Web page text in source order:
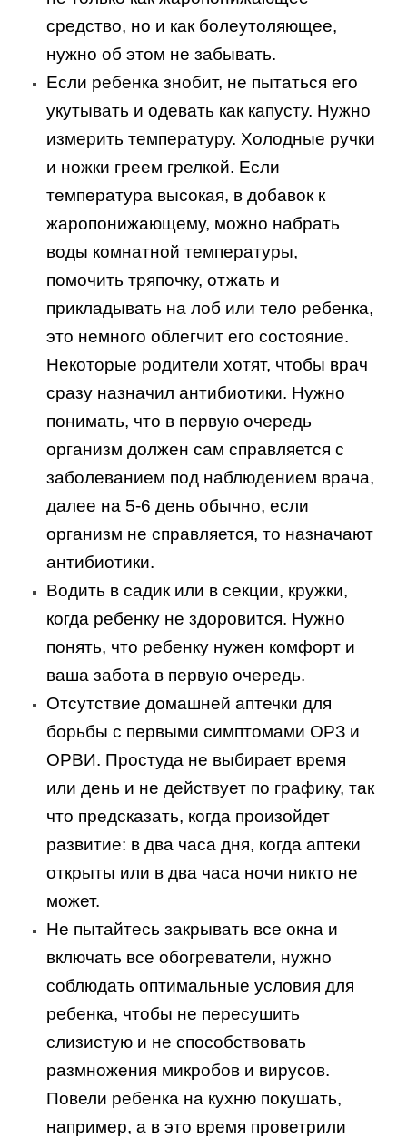
средство, но и как болеутоляющее,
нужно об этом не забывать.
Если ребенка знобит, не пытаться его
укутывать и одевать как капусту. Нужно
измерить температуру. Холодные ручки
и ножки греем грелкой. Если
температура высокая, в добавок к
жаропонижающему, можно набрать
воды комнатной температуры,
помочить тряпочку, отжать и
прикладывать на лоб или тело ребенка,
это немного облегчит его состояние.
Некоторые родители хотят, чтобы врач
сразу назначил антибиотики. Нужно
понимать, что в первую очередь
организм должен сам справляется с
заболеванием под наблюдением врача,
далее на 5-6 день обычно, если
организм не справляется, то назначают
антибиотики.
Водить в садик или в секции, кружки,
когда ребенку не здоровится. Нужно
понять, что ребенку нужен комфорт и
ваша забота в первую очередь.
Отсутствие домашней аптечки для
борьбы с первыми симптомами ОРЗ и
ОРВИ. Простуда не выбирает время
или день и не действует по графику, так
что предсказать, когда произойдет
развитие: в два часа дня, когда аптеки
открыты или в два часа ночи никто не
может.
Не пытайтесь закрывать все окна и
включать все обогреватели, нужно
соблюдать оптимальные условия для
ребенка, чтобы не пересушить
слизистую и не способствовать
размножения микробов и вирусов.
Повели ребенка на кухню покушать,
например, а в это время проветрили